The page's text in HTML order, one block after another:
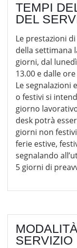
TEMPI
DEL
Le prestazioni
della settimana
giorni, dal
13.00 e dalle
Le segnalazioni
o festivi si
giorno
desk potrà
giorni non
ferie estive,
segnalando
5 giorni di
SERVIZIO